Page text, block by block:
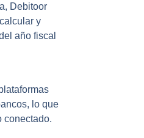
Debitoor
y
año fiscal
lo que
conectado.